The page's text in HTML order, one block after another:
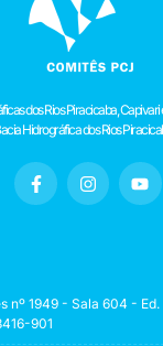
dos Rios Piracicaba,
Hidrográfica dos Rios
nº 1949 - Sala 604 -
901